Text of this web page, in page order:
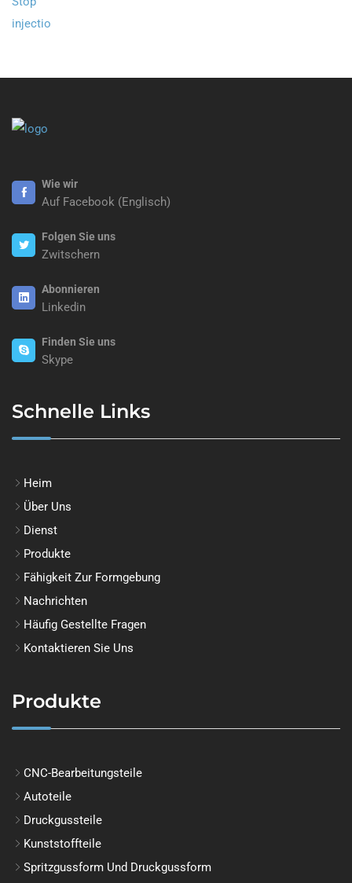
Wie wir
Auf Facebook (Englisch)
Folgen Sie uns
Zwitschern
Abonnieren
Linkedin
Finden Sie uns
Skype
Schnelle Links
Heim
Über Uns
Dienst
Produkte
Fähigkeit Zur Formgebung
Nachrichten
Häufig Gestellte Fragen
Kontaktieren Sie Uns
Produkte
CNC-Bearbeitungsteile
Autoteile
Druckgussteile
Kunststoffteile
Spritzgussform Und Druckgussform